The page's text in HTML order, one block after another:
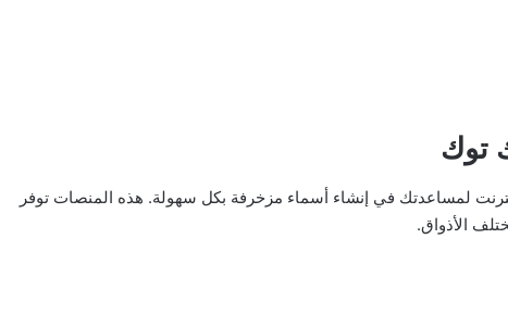
توك
لمساعدتك في إنشاء أسماء مزخرفة بكل سهولة. هذه المنصات توفر
الأذواق.